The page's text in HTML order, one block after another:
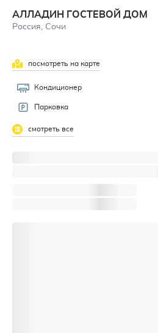
АЛЛАДИН ГОСТЕВОЙ ДОМ
Россия, Сочи
посмотреть на карте
Кондиционер
Парковка
смотреть все